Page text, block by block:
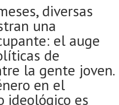
diversas
una
el auge
de
la gente joven.
en el
ideológico es